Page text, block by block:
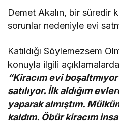
Demet Akalın, bir süredir
sorunlar nedeniyle evi
Katıldığı Söylemezsem
konuyla ilgili
“Kiracım evi
satılıyor. İlk aldığım
yaparak almıştım.
kaldım. Öbür kiracım